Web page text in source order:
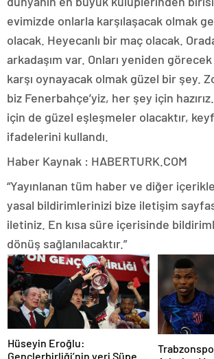
evimizde onlarla karşılaşacak olmak
olacak. Heyecanlı bir maç olacak.
arkadaşım var. Onları yeniden
karşı oynayacak olmak güzel bir şey.
biz Fenerbahçe’yiz, her şey için
için de güzel eşleşmeler olacaktır,
ifadelerini kullandı.
Haber Kaynak : HABERTURK.COM
“Yayınlanan tüm haber ve diğer
yasal bildirimlerinizi bize iletişim
iletiniz. En kısa süre içerisinde
dönüş sağlanılacaktır.”
Hüseyin Eroğlu:
Gençlerbirliği’nin yeri Süper